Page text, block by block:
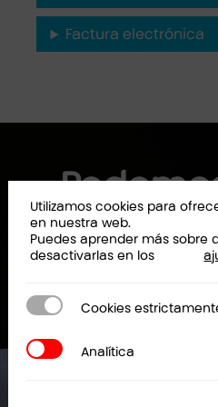
Factura electrónica
solicitar
bono o
cabo tu
Utilizamos cookies para
en nuestra web.
Puedes aprender más sobre
desactivarlas en los
Cookies estrictamente
Cookies
AnalíticaAnalítica